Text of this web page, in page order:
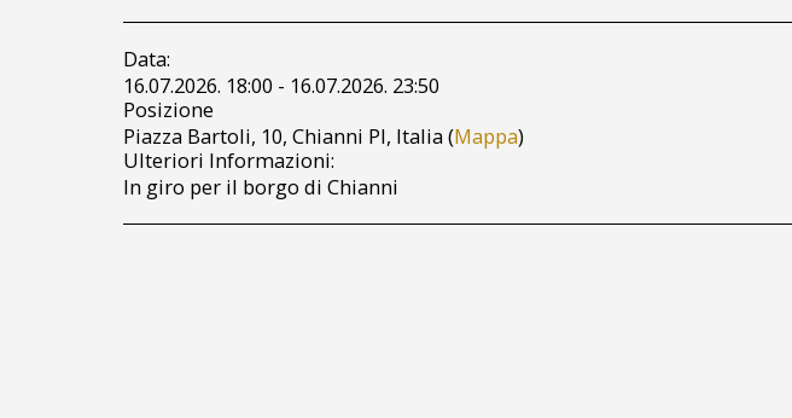
Data:
16.07.2026. 18:00 - 16.07.2026. 23:50
Posizione
Piazza Bartoli, 10, Chianni PI, Italia (Mappa)
Ulteriori Informazioni:
In giro per il borgo di Chianni